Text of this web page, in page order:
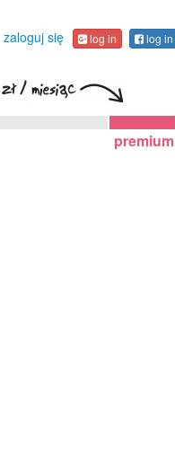
zaloguj się log in log in
premium